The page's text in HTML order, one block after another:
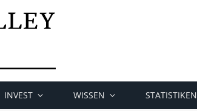
INVEST WISSEN STATISTIKEN